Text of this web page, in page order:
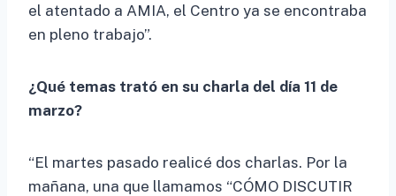
el atentado a AMIA, el Centro ya se encontraba
en pleno trabajo”.
¿Qué temas trató en su charla del día 11 de
marzo?
“El martes pasado realicé dos charlas. Por la
mañana, una que llamamos “CÓMO DISCUTIR